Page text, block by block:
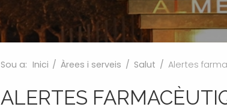
Sou a: Inici / Àrees i serveis / Salut / Alertes
ALERTES